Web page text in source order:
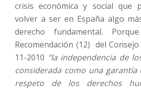
crisis económica y social que
volver a ser en España algo
derecho fundamental.
Recomendación (12) del
11-2010 “la independencia de
considerada como una
respeto de los derechos